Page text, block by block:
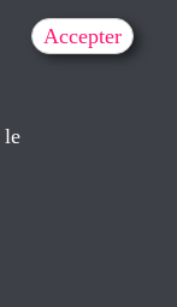
how your exterior
keep asking yourself
le
Accepter